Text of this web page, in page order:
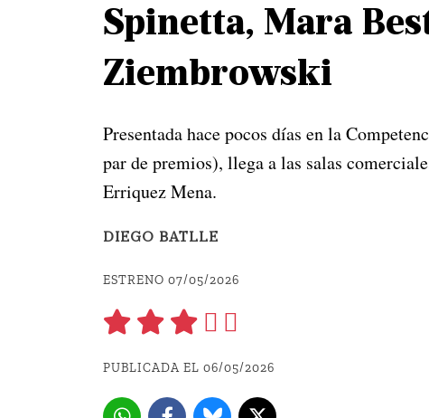
Spinetta, Mara
Ziembrowski
Presentada hace pocos días en la
par de premios), llega a las salas
Erriquez Mena.
DIEGO BATLLE
ESTRENO 07/05/2026
PUBLICADA EL 06/05/2026